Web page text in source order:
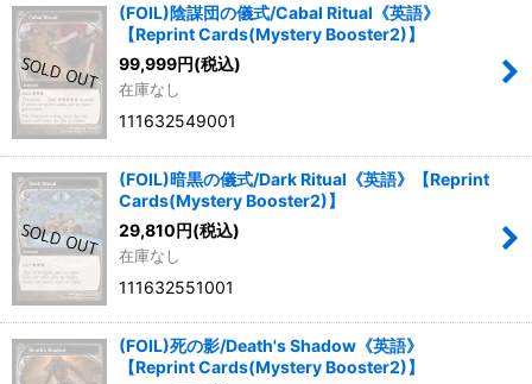
(FOIL)陰謀団の儀式/Cabal Ritual《英語》
【Reprint Cards(Mystery Booster2)】
99,999円(税込)
在庫なし
111632549001
(FOIL)暗黒の儀式/Dark Ritual《英語》【Reprint
Cards(Mystery Booster2)】
29,810円(税込)
在庫なし
111632551001
(FOIL)死の影/Death's Shadow《英語》
【Reprint Cards(Mystery Booster2)】